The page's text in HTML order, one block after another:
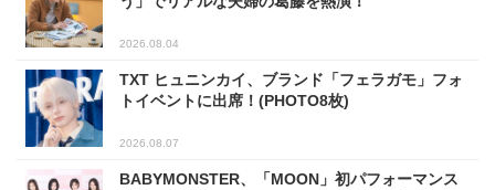
2026.08.04
TXT ヒュニンカイ、ブランド「フェラガモ」フォ
トイベントに出席！(PHOTO8枚)
2026.08.07
BABYMONSTER、「MOON」初パフォーマンス